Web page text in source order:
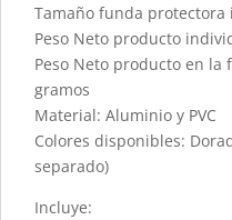
Tamaño funda protectora
Peso Neto producto
Peso Neto producto en la
gramos
Material: Aluminio y PVC
Colores disponibles:
separado)
Incluye: